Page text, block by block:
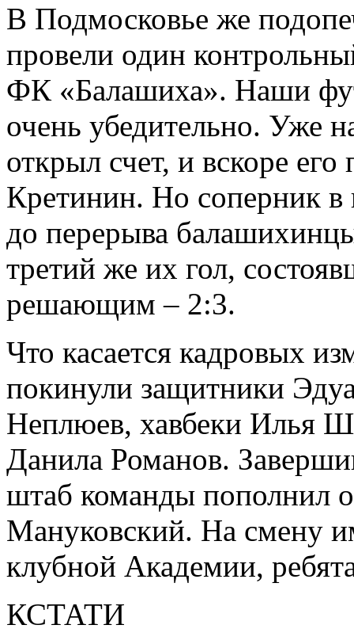
В Подмосковье же
провели один
ФК «Балашиха». Наши
очень убедительно. Уже
открыл счет, и вскоре
Кретинин. Но соперник
до перерыва
третий же их гол,
решающим – 2:3.
Что касается кадровых
покинули защитники
Неплюев, хавбеки Илья
Данила Романов.
штаб команды пополнил
Мануковский. На смену
клубной Академии,
КСТАТИ